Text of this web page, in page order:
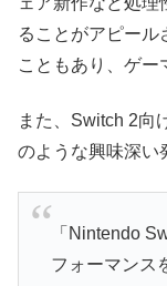
ることがアピール
こともあり、ゲー
また、Switch 2向
のような興味深い
「Nintendo
フォーマンス